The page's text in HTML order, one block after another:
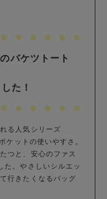
バケツトート
た！
る人気シリーズ
ケットの使いやすさ。
つと、安心のファス
た。やさしいシルエッ
行きたくなるバッグ